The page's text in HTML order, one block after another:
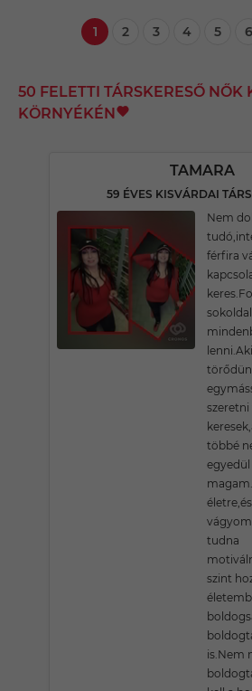
1 2 3 4 5 6
50 FELETTI TÁRSKERESŐ NŐK
KÖRNYÉKÉN
TAMARA
59 ÉVES KISVÁRDAI
Nem
férfira
többé
egyedül
tudna
szint
is.Nem